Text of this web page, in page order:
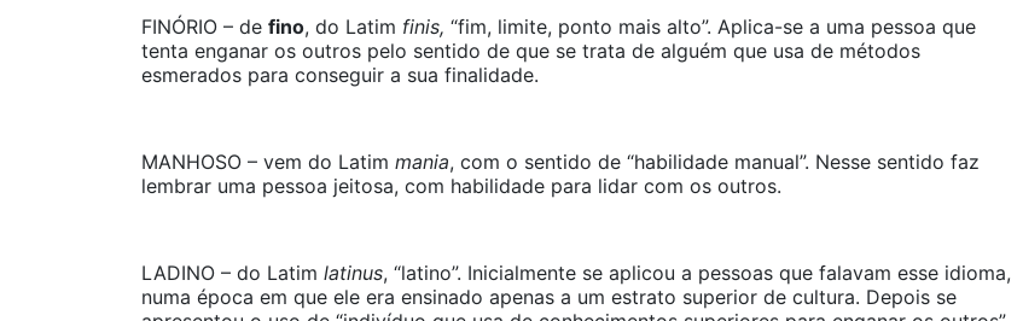
FINÓRIO – de fino, do Latim finis, “fim, limite, ponto mais alto”. Aplica-se a uma pessoa que
tenta enganar os outros pelo sentido de que se trata de alguém que usa de métodos
esmerados para conseguir a sua finalidade.
MANHOSO – vem do Latim mania, com o sentido de “habilidade manual”. Nesse sentido faz
lembrar uma pessoa jeitosa, com habilidade para lidar com os outros.
LADINO – do Latim latinus, “latino”. Inicialmente se aplicou a pessoas que falavam esse idioma,
numa época em que ele era ensinado apenas a um estrato superior de cultura. Depois se